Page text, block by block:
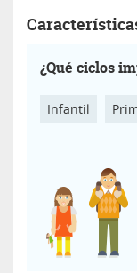
¿Qué ciclos
Infantil